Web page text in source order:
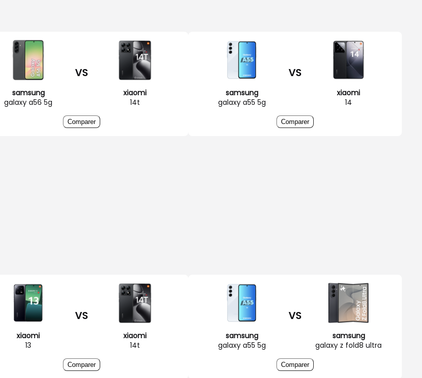
samsung
galaxy a56 5g
VS
xiaomi
14t
Comparer
samsung
galaxy a55 5g
VS
xiaomi
14
Comparer
xiaomi
13
VS
xiaomi
14t
Comparer
samsung
galaxy a55 5g
VS
samsung
galaxy z fold8 ultra
Comparer